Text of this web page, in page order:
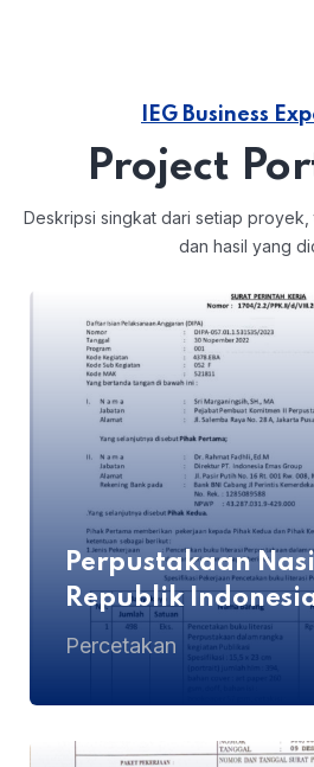
IEG Business
Project
Deskripsi singkat dari setiap proyek,
dan hasil yang
Perpustakaan
Republik
Percetakan